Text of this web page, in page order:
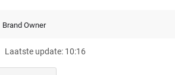
Brand Owner
Laatste update: 10:16